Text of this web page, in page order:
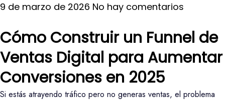
9 de marzo de 2026 No hay comentarios
Cómo Construir un Funnel de
Ventas Digital para Aumentar
Conversiones en 2025
Si estás atrayendo tráfico pero no generas ventas, el problema